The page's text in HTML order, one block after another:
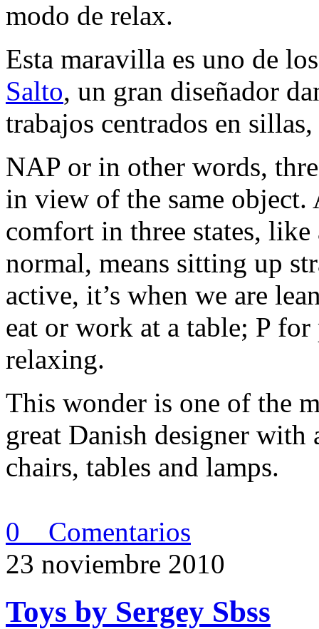
modo de relax.
Esta maravilla es uno de
Salto, un gran diseñador
trabajos centrados en
NAP or in other words,
in view of the same
comfort in three states,
normal, means sitting up
active, it’s when we are
eat or work at a table; P for
relaxing.
This wonder is one of the
great Danish designer
chairs, tables and lamps.
0 Comentarios
23 noviembre 2010
Toys by Sergey Sbss